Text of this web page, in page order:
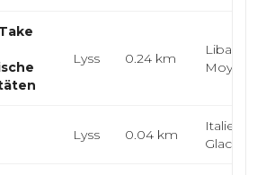
Lyss 0.24 km
Moyen-
Lyss 0.04 km
Italienne,
Glace,